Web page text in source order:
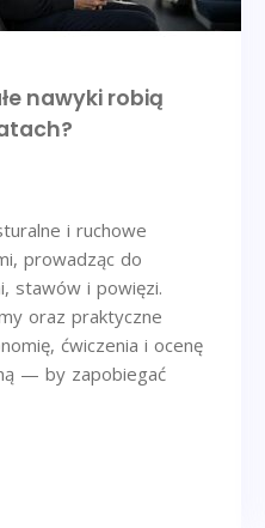
nawyki robią
i ruchowe
prowadząc do
stawów i powięzi.
oraz praktyczne
ćwiczenia i ocenę
— by zapobiegać